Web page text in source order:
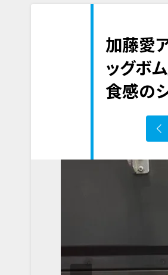
加藤愛
ッグボ
食感の